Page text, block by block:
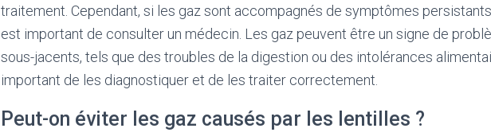
traitement. Cependant, si les gaz sont accompagnés de symptômes persistants
est important de consulter un médecin. Les gaz peuvent être un signe de
sous-jacents, tels que des troubles de la digestion ou des intolérances
important de les diagnostiquer et de les traiter correctement.
Peut-on éviter les gaz causés par les lentilles ?